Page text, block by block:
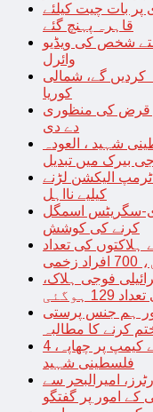
پر بات چیت کیلئے
قاہرہ پہنچ گئے
شخص کی ویڈیو
وائرل
کردیں گے، شمالی
کوریا
کیلئے 35 کروڑ ڈالر قرض کی منظوری
دے دی
سے مزید 100 فلسطینی شہید ، العودہ
بیرک میں تبدیل
الیکشن لڑنے
کیلیے نااہل
کی ای-سگریٹس اسمگل
کرنے کی کوشش
کی تعداد
کے ہاتھوں مزید 7 اسرائیلی فوجی ہلاک،
ہوگئی
ہم جنس پرستی
کرنے کا مطالبہ
اسرائیل کا فارعہ میں مہاجرین کے کیمپ پر چھاپہ، 4
فلسطینی شہید
امیرالبحر سے
کے امور پر گفتگو